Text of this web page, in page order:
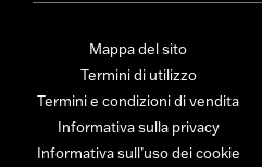
Mappa del sito
Termini di utilizzo
Termini e condizioni di vendita
Informativa sulla privacy
Informativa sull’uso dei cookie